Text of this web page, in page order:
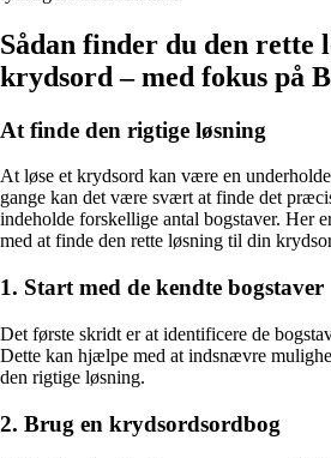
Sådan finder du den rette
krydsord – med fokus på
At finde den rigtige løsning
At løse et krydsord kan være en
gange kan det være svært at finde det
indeholde forskellige antal bogstaver. Her
med at finde den rette løsning til din
1. Start med de kendte bogstaver
Det første skridt er at identificere de
Dette kan hjælpe med at indsnævre
den rigtige løsning.
2. Brug en krydsordsordbog